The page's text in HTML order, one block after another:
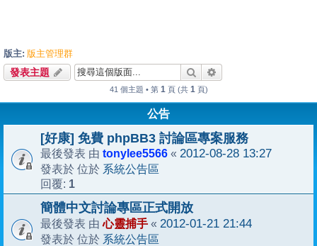
版主: 版主管理群
發表主題 搜尋
41 個主題 • 第 1 頁 (共 1 頁)
公告
[好康] 免費 phpBB3 討論區專案服務
最後發表 由 tonylee5566 « 2012-08-28 13:27
發表於 位於 系統公告區
回覆: 1
簡體中文討論專區正式開放
最後發表 由心靈捕手 « 2012-01-21 21:44
發表於 位於 系統公告區